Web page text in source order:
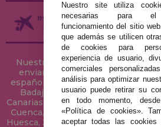
Nuestra tienda de puzzles está
enviamos tus puzzles a
español: Álava, Albacete, Alicante,
Badajoz, Baleares, Barcelona,
Canarias, Cantabria, Castellón,
Cuenca, Gerona, Granada,
Huesca, Jaén, La Coruña, La Rioja,
Nuestro site utiliza
necesarias para el
funcionamiento del sitio
que además se utilicen
de cookies para
experiencia de usuario,
comerciales
análisis para optimizar
usuario puede retirar su
en todo momento,
«Política de cookies».
aceptar todas las cookies